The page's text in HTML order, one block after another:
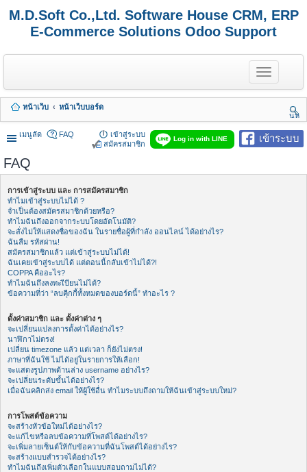
M.D.Soft Co.,Ltd. Software House CRM, ERP
E-Commerce Solutions Odoo Support
T
o
g
e
n
a
g
หน้าเว็บ
หน้าเว็บบอร์ด
นห
า
เมนูลัด
เข้าระบบ
Log in with LINE
FAQ
เข้าสู่ระบบ
สมัครสมาชิก
FAQ
การเข้าสู่ระบบ และ การสมัครสมาชิก
ทำไมเข้าสู่ระบบไม่ได้ ?
จำเป็นต้องสมัครสมาชิกด้วยหรือ?
ทำไมฉันถึงออกจากระบบโดยอัตโนมัติ?
จะสั่งไม่ให้แสดงชื่อของฉัน ในรายชื่อผู้ที่กำลัง ออนไลน์ ได้อย่างไร?
ฉันลืม รหัสผ่าน!
สมัครสมาชิกแล้ว แต่เข้าสู่ระบบไม่ได้!
ฉันเคยเข้าสู่ระบบได้ แต่ตอนนี้กลับเข้าไม่ได้?!
COPPA คืออะไร?
ทำไมฉันถึงลงทะเีบียนไม่ได้?
ข้อความที่ว่า “ลบคุีกกี้ทั้งหมดของบอร์ดนี้” ทำอะไร ?
ตั้งค่าสมาชิก และ ตั้งค่าต่าง ๆ
จะเปลี่ยนแปลงการตั้งค่าได้อย่างไร?
นาฬิกาไม่ตรง!
เปลี่ยน timezone แล้ว แต่เวลา ก็ยังไม่ตรง!
ภาษาที่ฉันใช้ ไม่ได้อยู่ในรายการให้เลือก!
จะแสดงรูปภาพด้านล่าง username อย่างไร?
จะเปลี่ยนระดับขั้นได้อย่างไร?
เมื่อฉันคลิกส่ง email ให้ผู้ใช้อื่น ทำไมระบบถึงถามให้ฉันเข้าสู่ระบบใหม่?
การโพสต์ข้อความ
จะสร้างหัวข้อใหม่ได้อย่างไร?
จะแก้ไขหรือลบข้อความที่โพสต์ได้อย่างไร?
จะเพิ่มลายเซ็นต์ให้กับข้อความที่ฉันโพสต์ได้อย่างไร?
จะสร้างแบบสำรวจได้อย่างไร?
ทำไมฉันถึงเพิ่มตัวเลือกในแบบสอบถามไม่ได้?